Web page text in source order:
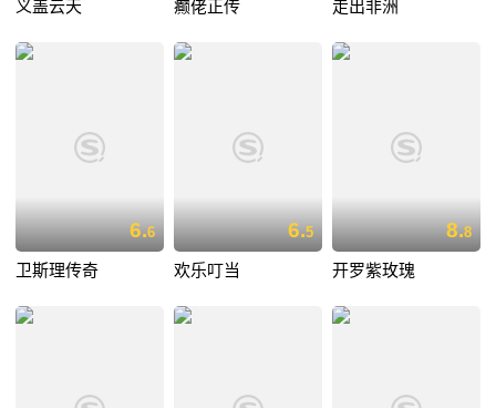
义盖云天 癫佬正传 走出非洲
6.6
卫斯理传奇
6.5
欢乐叮当
8.8
开罗紫玫瑰